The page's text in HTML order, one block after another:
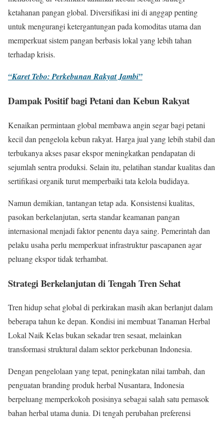
ketahanan pangan global. Diversifikasi ini di anggap penting
untuk mengurangi ketergantungan pada komoditas utama dan
memperkuat sistem pangan berbasis lokal yang lebih tahan
terhadap krisis.
“Karet Tebo: Perkebunan Rakyat Jambi”
Dampak Positif bagi Petani dan Kebun Rakyat
Kenaikan permintaan global membawa angin segar bagi petani
kecil dan pengelola kebun rakyat. Harga jual yang lebih stabil dan
terbukanya akses pasar ekspor meningkatkan pendapatan di
sejumlah sentra produksi. Selain itu, pelatihan standar kualitas dan
sertifikasi organik turut memperbaiki tata kelola budidaya.
Namun demikian, tantangan tetap ada. Konsistensi kualitas,
pasokan berkelanjutan, serta standar keamanan pangan
internasional menjadi faktor penentu daya saing. Pemerintah dan
pelaku usaha perlu memperkuat infrastruktur pascapanen agar
peluang ekspor tidak terhambat.
Strategi Berkelanjutan di Tengah Tren Sehat
Tren hidup sehat global di perkirakan masih akan berlanjut dalam
beberapa tahun ke depan. Kondisi ini membuat Tanaman Herbal
Lokal Naik Kelas bukan sekadar tren sesaat, melainkan
transformasi struktural dalam sektor perkebunan Indonesia.
Dengan pengelolaan yang tepat, peningkatan nilai tambah, dan
penguatan branding produk herbal Nusantara, Indonesia
berpeluang memperkokoh posisinya sebagai salah satu pemasok
bahan herbal utama dunia. Di tengah perubahan preferensi